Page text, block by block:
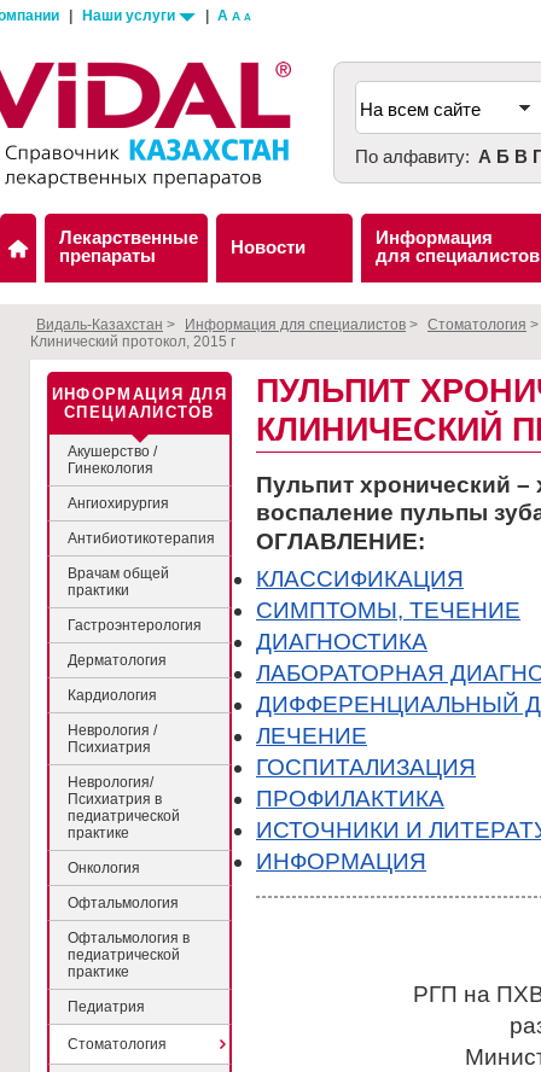
Наши услуги A A A
По алфавиту: А Б В
Лекарственные
препараты
Новости
Информация
для специалистов
Видаль-Казахстан > Информация для специалистов > Стоматология >
Клинический протокол, 2015 г
ИНФОРМАЦИЯ ДЛЯ
СПЕЦИАЛИСТОВ
Акушерство /
Гинекология
Ангиохирургия
Антибиотикотерапия
Врачам общей
практики
Гастроэнтерология
Дерматология
Кардиология
Неврология /
Психиатрия
Неврология/
Психиатрия в
педиатрической
практике
Онкология
Офтальмология
Офтальмология в
педиатрической
практике
Педиатрия
Стоматология
ПУЛЬПИТ
КЛИНИЧЕСКИЙ
Пульпит хронический –
воспаление пульпы
ОГЛАВЛЕНИЕ:
КЛАССИФИКАЦИЯ
CИМПТОМЫ, ТЕЧЕНИЕ
ДИАГНОСТИКА
ЛАБОРАТОРНАЯ
ДИФФЕРЕНЦИАЛЬНЫЙ
ЛЕЧЕНИЕ
ГОСПИТАЛИЗАЦИЯ
ПРОФИЛАКТИКА
ИСТОЧНИКИ И
ИНФОРМАЦИЯ
РГП на ПХВ